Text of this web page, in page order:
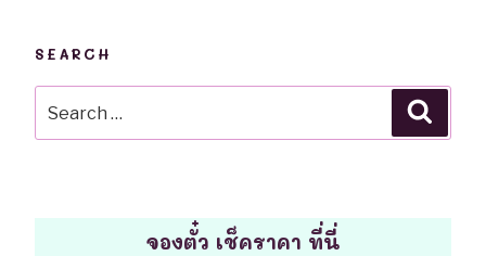
SEARCH
for:
จองตั๋ว เช็คราคา ที่นี่